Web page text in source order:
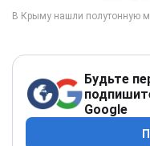
Будьте
Google